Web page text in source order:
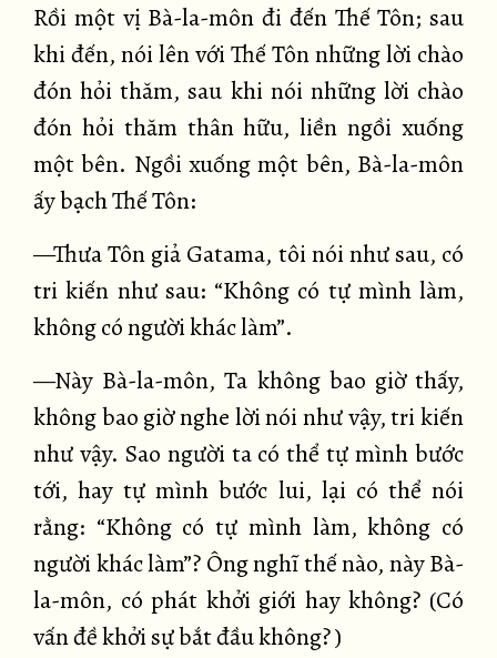
Rồi một vị Bà-la-môn đi đến Thế Tôn; sau
khi đến, nói lên với Thế Tôn những lời chào
đón hỏi thăm, sau khi nói những lời chào
đón hỏi thăm thân hữu, liền ngồi xuống
một bên. Ngồi xuống một bên, Bà-la-môn
ấy bạch Thế Tôn:
—Thưa Tôn giả Gatama, tôi nói như sau, có
tri kiến như sau: “Không có tự mình làm,
không có người khác làm”.
—Này Bà-la-môn, Ta không bao giờ thấy,
không bao giờ nghe lời nói như vậy, tri kiến
như vậy. Sao người ta có thể tự mình bước
tới, hay tự mình bước lui, lại có thể nói
rằng: “Không có tự mình làm, không có
người khác làm”? Ông nghĩ thế nào, này Bà-
la-môn, có phát khởi giới hay không? (Có
vấn đề khởi sự bắt đầu không? )